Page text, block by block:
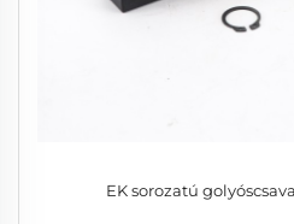
EK sorozatú